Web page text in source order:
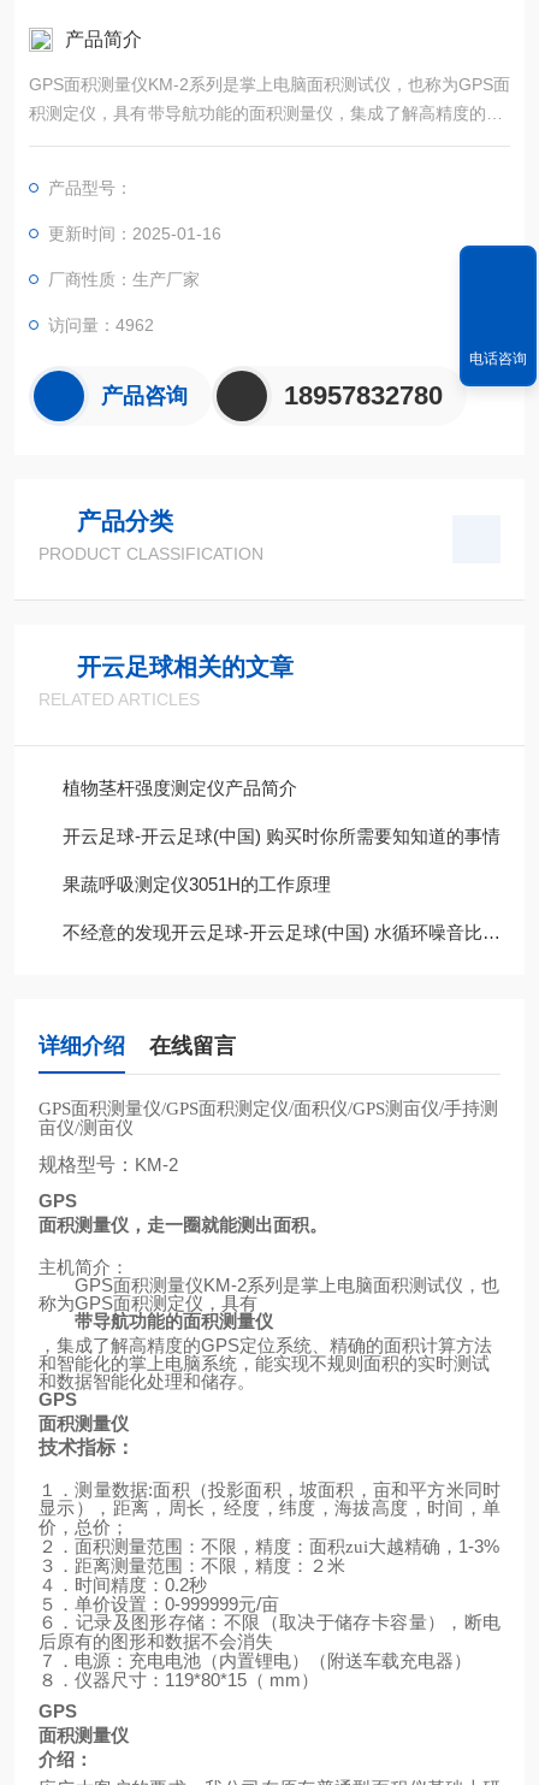
产品简介
GPS面积测量仪KM-2系列是掌上电脑面积测试仪，也称为GPS面
积测定仪，具有带导航功能的面积测量仪，集成了解高精度的GP
S定位系统、精确的面积计算方法和智能化的掌上电脑系统，能
产品型号：
更新时间：2025-01-16
厂商性质：生产厂家
访问量：4962
产品咨询 18957832780
产品分类
PRODUCT CLASSIFICATION
开云足球相关的文章
RELATED ARTICLES
植物茎杆强度测定仪产品简介
开云足球-开云足球(中国) 购买时你所需要知知道的事情
果蔬呼吸测定仪3051H的工作原理
不经意的发现开云足球-开云足球(中国) 水循环噪音比以前大很多，这是为什么呢?
详细介绍 在线留言
GPS面积测量仪/GPS面积测定仪/面积仪/GPS测亩仪/手持测
亩仪/测亩仪
规格型号： KM-2
GPS
面积测量仪，走一圈就能测出面积。
主机简介：
GPS面积测量仪KM-2系列是掌上电脑面积测试仪，也
称为GPS面积测定仪，具有
带导航功能的面积测量仪
，集成了解高精度的GPS定位系统、精确的面积计算方法
和智能化的掌上电脑系统，能实现不规则面积的实时测试
和数据智能化处理和储存。
GPS
面积测量仪
技术指标：
１．测量数据:面积（投影面积，坡面积，亩和平方米同时
显示），距离，周长，经度，纬度，海拔高度，时间，单
价，总价；
２．面积测量范围：不限，精度：面积zui大越精确， 1-3%
３．距离测量范围：不限，精度：２米
４．时间精度： 0.2秒
５．单价设置： 0-999999元/亩
６．记录及图形存储：不限（取决于储存卡容量），断电
后原有的图形和数据不会消失
７．电源：充电电池（内置锂电）
（ 附送车载充电器）
８．仪器尺寸： 119*80*15 （ mm）
GPS
面积测量仪
介绍：
电话咨询